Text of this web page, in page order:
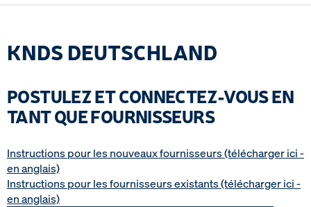
KNDS DEUTSCHLAND
POSTULEZ ET CONNECTEZ-VOUS EN
TANT QUE FOURNISSEURS
Instructions pour les nouveaux fournisseurs (télécharger ici -
en anglais)
Instructions pour les fournisseurs existants (télécharger ici -
en anglais)